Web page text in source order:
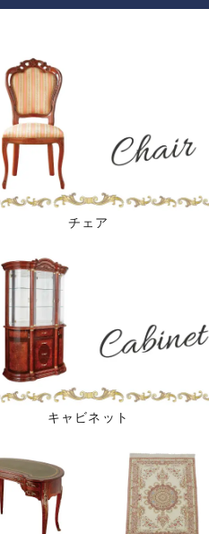
チェア
キャビネット